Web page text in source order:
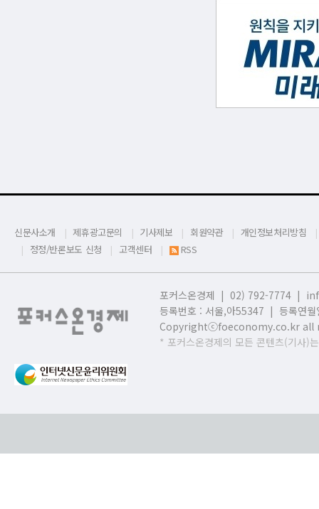
신문사소개 제휴광고문의 기사제보 회원약관
개인정보처리방침
정정/반론보도 신청
고객센터 RSS
포커스온경제 | 02) 792-7774 |
등록번호 : 서울,아55347 | 등록연
Copyrightⓒfoeconomy.co.kr all
* 포커스온경제의 모든 콘텐츠(기사)